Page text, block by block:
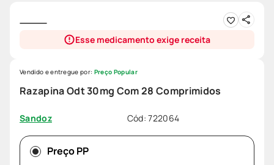
Esse medicamento exige receita
Razapina Odt 30mg Com 28 Comprimidos
Sandoz Cód:722064
Vendido e entregue por: Preço Popular
Preço PP